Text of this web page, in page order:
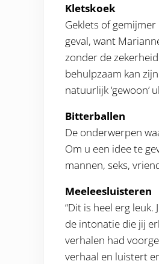
Kletskoek
Geklets of
geval, want
zonder de
behulpzaam kan
natuurlijk ‘gewoon’
Bitterballen
De onderwerpen
Om u een idee te
mannen, seks,
Meeleesluisteren
“Dit is heel erg
de intonatie die jij
verhalen had
verhaal en luistert